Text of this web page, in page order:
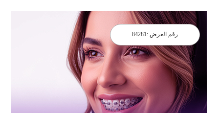
رقم العرض : 84281